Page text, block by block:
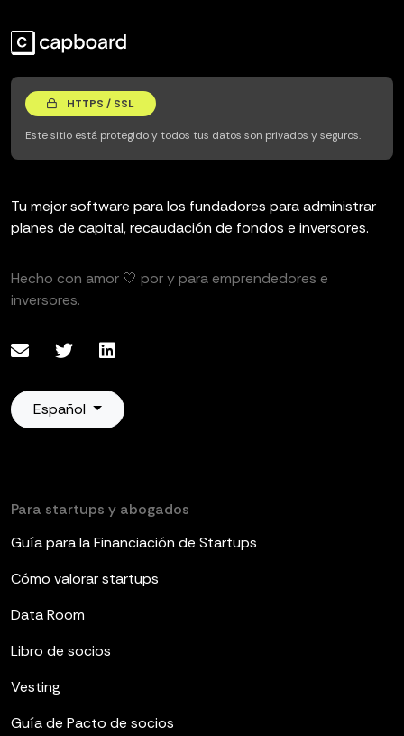
HTTPS / SSL
Este sitio está protegido y todos tus datos son privados y seguros.
Tu mejor software para los fundadores para administrar
planes de capital, recaudación de fondos e inversores.
Hecho con amor 🤍 por y para emprendedores e
inversores.
Español
Para startups y abogados
Guía para la Financiación de Startups
Cómo valorar startups
Data Room
Libro de socios
Vesting
Guía de Pacto de socios